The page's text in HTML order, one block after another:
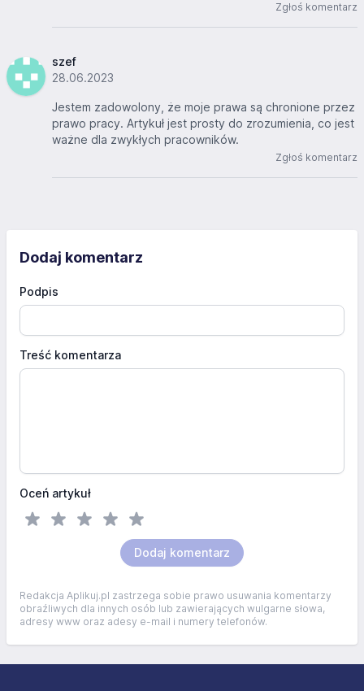
Zgłoś komentarz
szef
28.06.2023
Jestem zadowolony, że moje prawa są chronione przez
prawo pracy. Artykuł jest prosty do zrozumienia, co jest
ważne dla zwykłych pracowników.
Zgłoś komentarz
Dodaj komentarz
Podpis
Treść komentarza
Oceń artykuł
Dodaj komentarz
Redakcja Aplikuj.pl zastrzega sobie prawo usuwania komentarzy
obraźliwych dla innych osób lub zawierających wulgarne słowa,
adresy www oraz adesy e-mail i numery telefonów.